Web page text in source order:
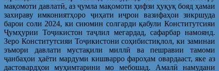
мақомоти давлатӣ, аз ҷумла мақомоти ҳифзи ҳуқуқ бояд ҳамаи
захираву имкониятҳоро ҷиҳати иҷрои вазифаҳои зикршуда
барои соли 2024, ки сиюмин солгарди қабули Конститутсияи
Ҷумҳурии Тоҷикистон таҷлил мегардад, сафарбар намоянд.
Зеро Конститутсияи Тоҷикистони соҳибистиқлол, ки заминаи
эъмори давлати мустақили миллӣ ва пешравии тамоми
ҷанбаҳои ҳаёти мардуми кишварро фароҳам овардааст, яке аз
дастовардҳои муҳимтарини мо мебошад. Амалӣ намудани